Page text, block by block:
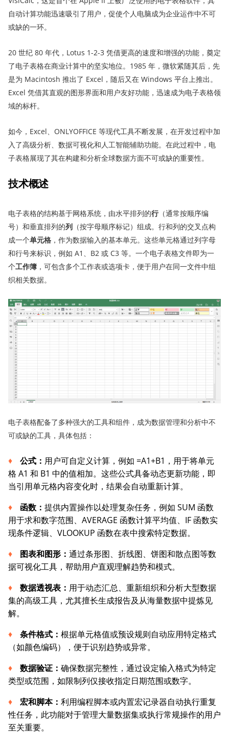
自动计算功能迅速吸引了用户，促使个人电脑成为企业运作中不可
或缺的一环。
20 世纪 80 年代，Lotus 1-2-3 凭借更高的速度和增强的功能，奠定
了电子表格在商业计算中的坚实地位。1985 年，微软紧随其后，先
是为 Macintosh 推出了 Excel，随后又在 Windows 平台上推出。
Excel 凭借其直观的图形界面和用户友好功能，迅速成为电子表格领
域的标杆。
如今，Excel、ONLYOFFICE 等现代工具不断发展，在开发过程中加
入了高级分析、数据可视化和人工智能辅助功能。在此过程中，电
子表格展现了其在构建和分析全球数据方面不可或缺的重要性。
技术概述
电子表格的结构基于网格系统，由水平排列的行（通常按顺序编
号）和垂直排列的列 （按字母顺序标记）组成。行和列的交叉点构
成一个单元格 ，作为数据输入的基本单元。这些单元格通过列字母
和行号来标识，例如 A1、B2 或 C3 等。一个电子表格文件即为一
个工作簿 ，可包含多个工作表或选项卡，便于用户在同一文件中组
织相关数据。
电子表格配备了多种强大的工具和组件，成为数据管理和分析中不
可或缺的工具，具体包括：
公式： 用户可自定义计算，例如 =A1+B1，用于将单元
格 A1 和 B1 中的值相加。这些公式具备动态更新功能，即
当引用单元格内容变化时，结果会自动重新计算。
函数： 提供内置操作以处理复杂任务，例如 SUM 函数
用于求和数字范围、AVERAGE 函数计算平均值、IF 函数实
现条件逻辑、VLOOKUP 函数在表中搜索特定数据。
图表和图形： 通过条形图、折线图、饼图和散点图等数
据可视化工具，帮助用户直观理解趋势和模式。
数据透视表： 用于动态汇总、重新组织和分析大型数据
集的高级工具，尤其擅长生成报告及从海量数据中提炼见
解。
条件格式： 根据单元格值或预设规则自动应用特定格式
（如颜色编码），便于识别趋势或异常。
数据验证： 确保数据完整性，通过设定输入格式为特定
类型或范围，如限制列仅接收指定日期范围或数字。
宏和脚本： 利用编程脚本或内置宏记录器自动执行重复
性任务，此功能对于管理大量数据集或执行常规操作的用户
至关重要。